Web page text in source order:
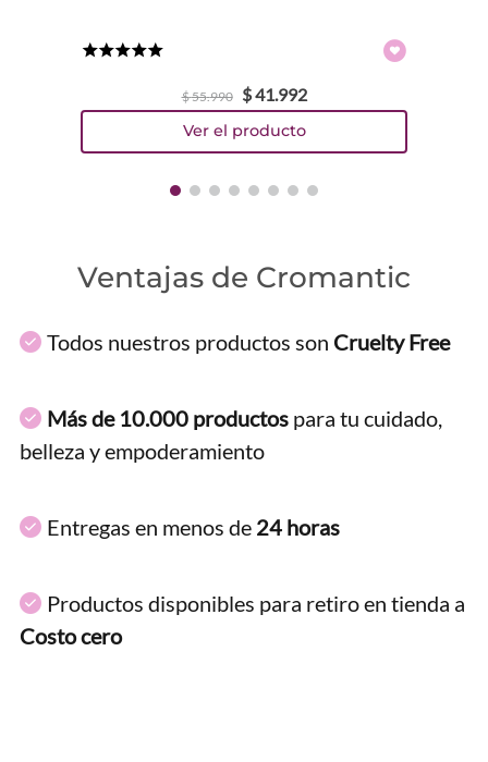
$55.990 $41.992
Ventajas de Cromantic
Todos nuestros productos son Cruelty Free
Más de 10.000 productos para tu cuidado,
belleza y empoderamiento
Entregas en menos de 24 horas
Productos disponibles para retiro en tienda a
Costo cero